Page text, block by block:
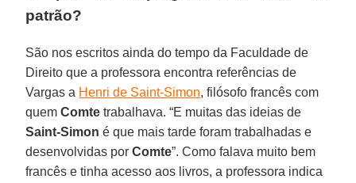
patrão?
São nos escritos ainda do tempo da Faculdade de
Direito que a professora encontra referências de
Vargas a Henri de Saint-Simon, filósofo francês com
quemComte trabalhava. “E muitas das ideias de
Saint-Simon é que mais tarde foram trabalhadas e
desenvolvidas porComte”. Como falava muito bem
francês e tinha acesso aos livros, a professora indica